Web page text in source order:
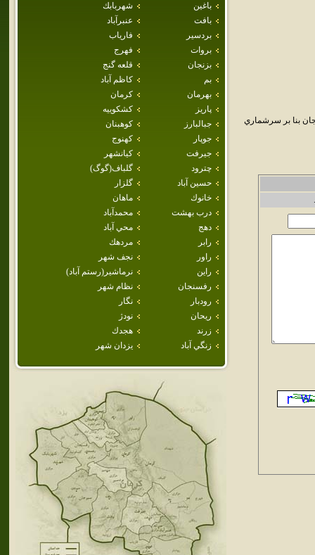
باغين
شهربابك
بافت
عنبرآباد
بردسير
فارياب
بروات
فهرج
بزنجان
قلعه گنج
بم
كاظم آباد
بهرمان
كرمان
پاريز
كشكوييه
جبالبارز
كوهبنان
جوپار
كهنوج
جيرفت
كيانشهر
چترود
گلباف(گوگ)
حسين آباد
گلزار
خانوك
ماهان
درب بهشت
محمدآباد
دهج
محي آباد
رابر
مردهك
راور
نجف شهر
راين
نرماشير(رستم آباد)
رفسنجان
نظام شهر
رودبار
نگار
ريحان
نودژ
زرند
هجدك
زنگي آباد
يزدان شهر
بنا بر سرشماري